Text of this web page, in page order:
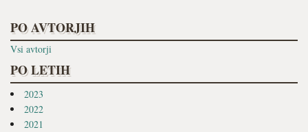
PO AVTORJIH
Vsi avtorji
PO LETIH
2023
2022
2021